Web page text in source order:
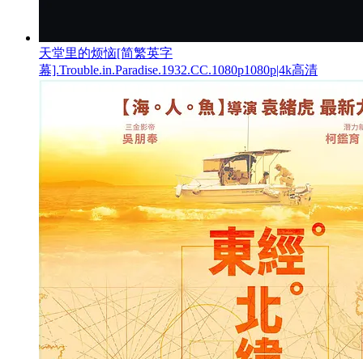
天堂里的烦恼[简繁英字
幕].Trouble.in.Paradise.1932.CC.1080p1080p|4k高清